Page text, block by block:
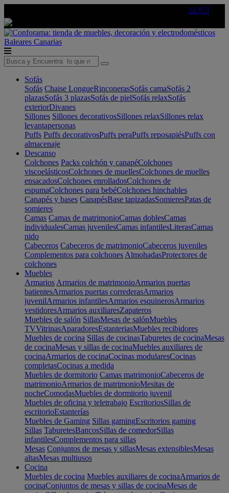
AQUÍ
Baleares Canarias
Sofás
Sofás Chaise LongueRinconerasSofás camaSofás 2
plazasSofás 3 plazasSofás de pielSofás relaxSofás
exteriorDivanes
Sillones Sillones decorativosSillones relaxSillones relax
levantapersonas
Puffs Puffs decorativosPuffs peraPuffs reposapiésPuffs con
almacenaje
Descanso
Colchones Packs colchón y canapéColchones
viscoelásticosColchones de muellesColchones de muelles
ensacadosColchones enrolladosColchones de
espumaColchones para bebéColchones hinchables
Canapés y bases CanapésBase tapizadasSomieresPatas de
somieres
Camas Camas de matrimonioCamas doblesCamas
individualesCamas juvenilesCamas infantilesLiterasCamas
nido
Cabeceros Cabeceros de matrimonioCabeceros juveniles
Complementos para colchones AlmohadasProtectores de
colchones
Muebles
Armarios Armarios de matrimonioArmarios puertas
batientesArmarios puertas correderasArmarios
juvenilArmarios infantilesArmarios esquinerosArmarios
vestidoresArmarios auxiliaresZapateros
Muebles de salón SillasMesas de salónMuebles
TVVitrinasAparadoresEstanteriasMuebles recibidores
Muebles de cocina Sillas de cocinasTaburetes de cocinaMesas
de cocinaMesas y sillas de cocinaMuebles auxiliares de
cocinaArmarios de cocinaCocinas modularesCocinas
completasCocinas a medida
Muebles de dormitorio Camas matrimonioCabeceros de
matrimonioArmarios de matrimonioMesitas de
nocheComodasMuebles de dormitorio juvenil
Muebles de oficina y teletrabajo EscritoriosSillas de
escritorioEstanterías
Muebles de Gaming Sillas gamingEscritorios gaming
Sillas TaburetesBancosSillas de comedorSillas
infantilesComplementos para sillas
Mesas Conjuntos de mesas y sillasMesas extensiblesMesas
altasMesas multiusos
Cocina
Muebles de cocina Muebles auxiliares de cocinaArmarios de
cocinaConjuntos de mesas y sillas de cocinaMesas de